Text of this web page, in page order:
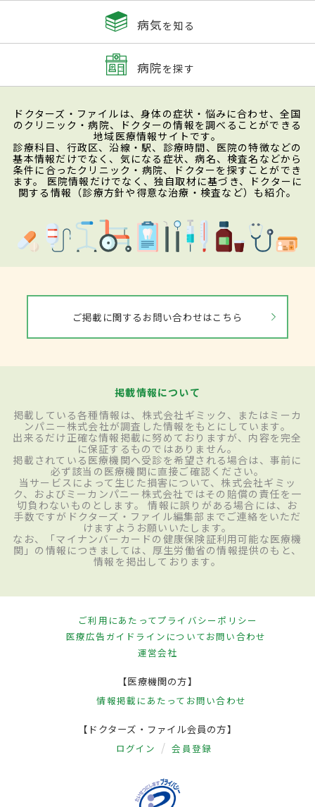
病気を知る
病院を探す
ドクターズ・ファイルは、身体の症状・悩みに合わせ、全国
のクリニック・病院、ドクターの情報を調べることができる
地域医療情報サイトです。
診療科目、行政区、沿線・駅、診療時間、医院の特徴などの
基本情報だけでなく、気になる症状、病名、検査名などから
条件に合ったクリニック・病院、ドクターを探すことができ
ます。 医院情報だけでなく、独自取材に基づき、ドクターに
関する情報（診療方針や得意な治療・検査など）も紹介。
ご掲載に関するお問い合わせはこちら
掲載情報について
掲載している各種情報は、株式会社ギミック、またはミーカ
ンパニー株式会社が調査した情報をもとにしています。
出来るだけ正確な情報掲載に努めておりますが、内容を完全
に保証するものではありません。
掲載されている医療機関へ受診を希望される場合は、事前に
必ず該当の医療機関に直接ご確認ください。
当サービスによって生じた損害について、株式会社ギミッ
ク、およびミーカンパニー株式会社ではその賠償の責任を一
切負わないものとします。 情報に誤りがある場合には、お
手数ですがドクターズ・ファイル編集部までご連絡をいただ
けますようお願いいたします。
なお、「マイナンバーカードの健康保険証利用可能な医療機
関」の情報につきましては、厚生労働省の情報提供のもと、
情報を掲出しております。
ご利用にあたってプライバシーポリシー
医療広告ガイドラインについてお問い合わせ
運営会社
【医療機関の方】
情報掲載にあたって お問い合わせ
【ドクターズ・ファイル会員の方】
ログイン 会員登録